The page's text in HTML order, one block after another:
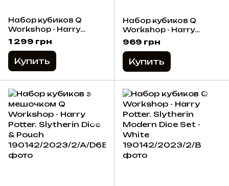
Набор кубиков Q
Workshop - Harry
Potter. Hufflepuff Dice &
1 299 грн
Купить
Набор кубиков Q
Workshop - Harry
Potter. Hufflepuff
Modern Dice Set -
Yellow
969 грн
Купить